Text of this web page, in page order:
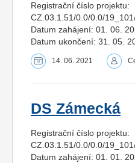
Registrační číslo projektu:
CZ.03.1.51/0.0/0.0/
Datum zahájení: 01. 06.
Datum ukončení: 31. 05.
14. 06. 2021
DS Zámecká
Registrační číslo projektu:
CZ.03.1.51/0.0/0.0/
Datum zahájení: 01. 01.